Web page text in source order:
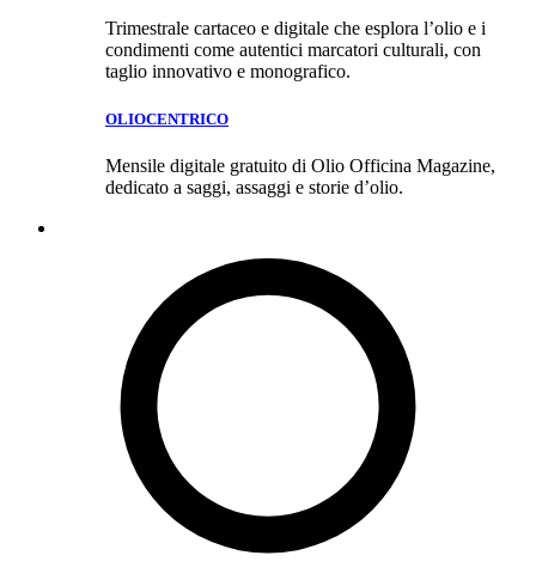
Trimestrale cartaceo e digitale che esplora l’olio e i
condimenti come autentici marcatori culturali, con
taglio innovativo e monografico.
OLIOCENTRICO
Mensile digitale gratuito di Olio Officina Magazine,
dedicato a saggi, assaggi e storie d’olio.